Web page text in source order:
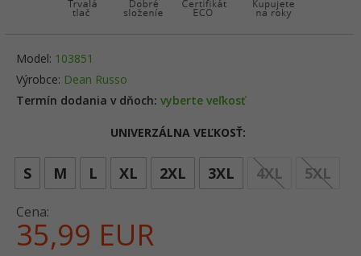
Model: 103851
Termín dodania v dňoch: vyberte veľkosť
Výrobce: Dean Russo
UNIVERZÁLNA VEĽKOSŤ:
S M L XL 2XL 3XL 4XL 5XL
Cena:
35,99 EUR